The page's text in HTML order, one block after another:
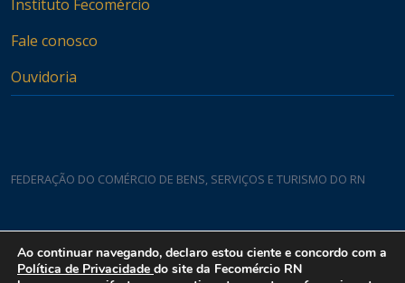
Instituto Fecomércio
Fale conosco
Ouvidoria
FEDERAÇÃO DO COMÉRCIO DE BENS, SERVIÇOS E TURISMO DO RN
Rua Padre João Damasceno, 1935 - Lagoa Nova CEP 59075-760
Ao continuar navegando, declaro estou ciente e concordo com a
Política de Privacidade do site da Fecomércio RN